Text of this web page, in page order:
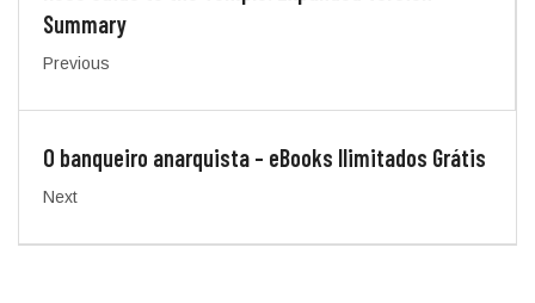
Summary
Previous
O banqueiro anarquista – eBooks Ilimitados Grátis
Next